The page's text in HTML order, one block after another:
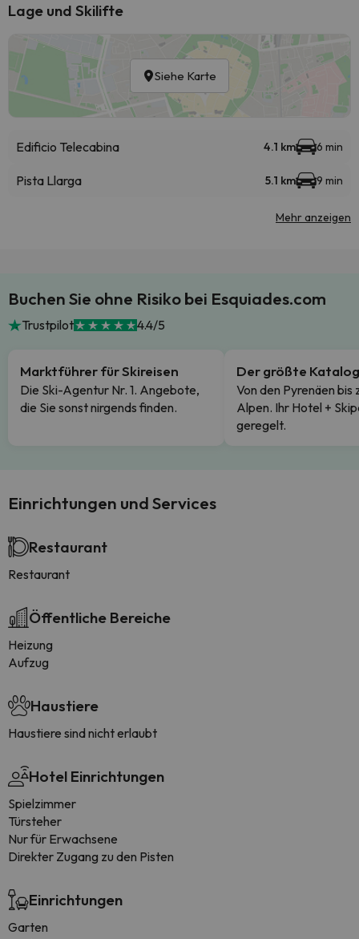
Lage und Skilifte
Siehe Karte
Edificio Telecabina 4.1 km 6 min
Pista Llarga 5.1 km 9 min
Mehr anzeigen
Buchen Sie ohne Risiko bei Esquiades.com
Trustpilot 4.4/5
Marktführer für Skireisen
Die Ski-Agentur Nr. 1. Angebote,
die Sie sonst nirgends finden.
Der größte Katalog
Von den Pyrenäen bis
Alpen. Ihr Hotel +
geregelt.
Einrichtungen und Services
Restaurant
Restaurant
Öffentliche Bereiche
Heizung
Aufzug
Haustiere
Haustiere sind nicht erlaubt
Hotel Einrichtungen
Spielzimmer
Türsteher
Nur für Erwachsene
Direkter Zugang zu den Pisten
Einrichtungen
Garten